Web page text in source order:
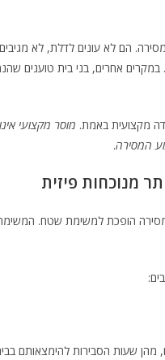
הם לא עונים לדלת, לא
אחרים, בני בית טוענים
מקצועית באמת. מוסר מקצועי
המסירה.
מנוכחות פיזית
הופכת למשימת שטח.
מהן שעות הסבירות